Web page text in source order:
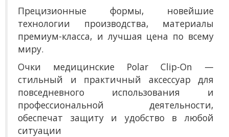
Прецизионные формы, новейшие
технологии производства, материалы
премиум-класса, и лучшая цена по всему
миру.
Очки медицинские Polar Clip-On —
стильный и практичный аксессуар для
повседневного использования и
профессиональной деятельности,
обеспечат защиту и удобство в любой
ситуации